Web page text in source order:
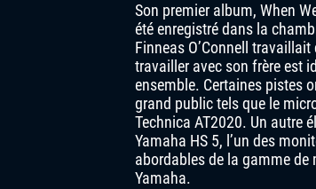
Son premier album, When
été enregistré dans la
Finneas O’Connell
travailler avec son frère est
ensemble. Certaines pistes
grand public tels que le
Technica AT2020. Un autre
Yamaha HS 5, l’un des
abordables de la gamme
Yamaha.